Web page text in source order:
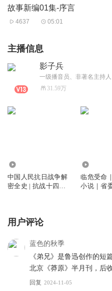
故事新编01集-序言
4637 05:01
主播信息
影子兵
31.59万
中国人民抗日战争解
密全史 | 抗战十四年 |
临危受命
小说｜省
用户评论
蓝色的秋季
《弟兄》是鲁迅创作的短
北京《莽原》半月刊，后
回复 2024-11-05